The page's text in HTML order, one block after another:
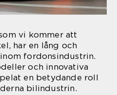
vi kommer att
har en lång och
fordonsindustrin.
och innovativa
en betydande roll
bilindustrin.